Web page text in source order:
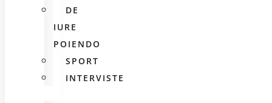
DE
IURE
POIENDO
SPORT
INTERVISTE